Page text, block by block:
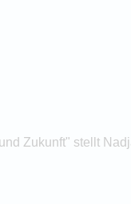
Zukunft" stellt